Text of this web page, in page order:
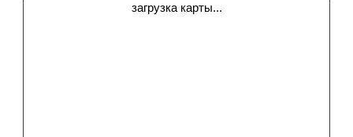
загрузка карты...